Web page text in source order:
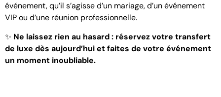
événement, qu’il s’agisse d’un mariage, d’un événement
VIP ou d’une réunion professionnelle.
✨ Ne laissez rien au hasard : réservez votre transfert
de luxe dès aujourd’hui et faites de votre événement
un moment inoubliable.